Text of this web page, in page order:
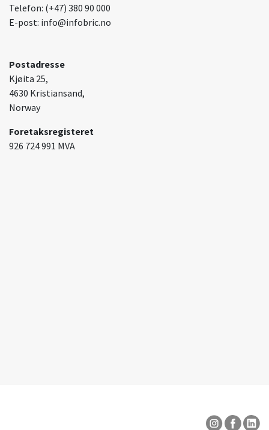
Telefon: (+47) 380 90 000
E-post: info@infobric.no
Postadresse
Kjøita 25,
4630 Kristiansand,
Norway
Foretaksregisteret
926 724 991 MVA